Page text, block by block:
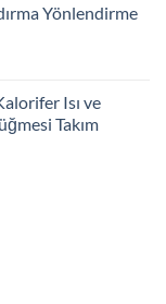
Yönlendirme
Isı ve
Takım